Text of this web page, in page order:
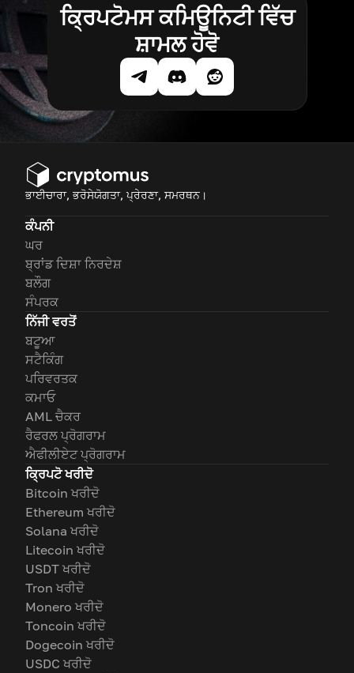
ਕ੍ਰਿਪਟੋਮਸ ਕਮਿਊਨਿਟੀ ਵਿੱਚ
ਸ਼ਾਮਲ ਹੋਵੋ
ਭਾਈਚਾਰਾ, ਭਰੋਸੇਯੋਗਤਾ, ਪ੍ਰੇਰਣਾ, ਸਮਰਥਨ।
ਕੰਪਨੀ
ਘਰ
ਬ੍ਰਾਂਡ ਦਿਸ਼ਾ ਨਿਰਦੇਸ਼
ਬਲੌਗ
ਸੰਪਰਕ
ਨਿੱਜੀ ਵਰਤੋਂ
ਬਟੂਆ
ਸਟੈਕਿੰਗ
ਪਰਿਵਰਤਕ
ਕਮਾਓ
AML ਚੈਕਰ
ਰੈਫਰਲ ਪ੍ਰੋਗਰਾਮ
ਐਫੀਲੀਏਟ ਪ੍ਰੋਗਰਾਮ
ਕ੍ਰਿਪਟੋ ਖਰੀਦੋ
Bitcoin ਖਰੀਦੋ
Ethereum ਖਰੀਦੋ
Solana ਖਰੀਦੋ
Litecoin ਖਰੀਦੋ
USDT ਖਰੀਦੋ
Tron ਖਰੀਦੋ
Monero ਖਰੀਦੋ
Toncoin ਖਰੀਦੋ
Dogecoin ਖਰੀਦੋ
USDC ਖਰੀਦੋ